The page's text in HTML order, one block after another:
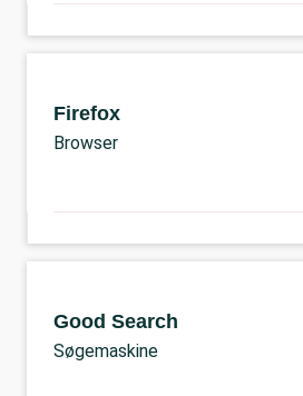
Firefox
Browser
Good Search
Søgemaskine